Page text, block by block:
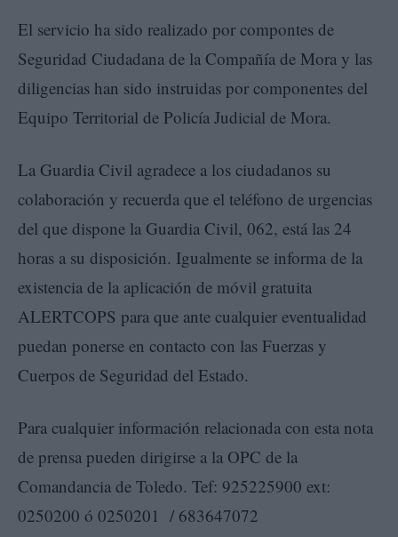
El servicio ha sido realizado por compontes de
Seguridad Ciudadana de la Compañía de Mora y las
diligencias han sido instruidas por componentes del
Equipo Territorial de Policía Judicial de Mora.
La Guardia Civil agradece a los ciudadanos su
colaboración y recuerda que el teléfono de urgencias
del que dispone la Guardia Civil, 062, está las 24
horas a su disposición. Igualmente se informa de la
existencia de la aplicación de móvil gratuita
ALERTCOPS para que ante cualquier eventualidad
puedan ponerse en contacto con las Fuerzas y
Cuerpos de Seguridad del Estado.
Para cualquier información relacionada con esta nota
de prensa pueden dirigirse a la OPC de la
Comandancia de Toledo. Tef: 925225900 ext:
0250200 ó 0250201 / 683647072